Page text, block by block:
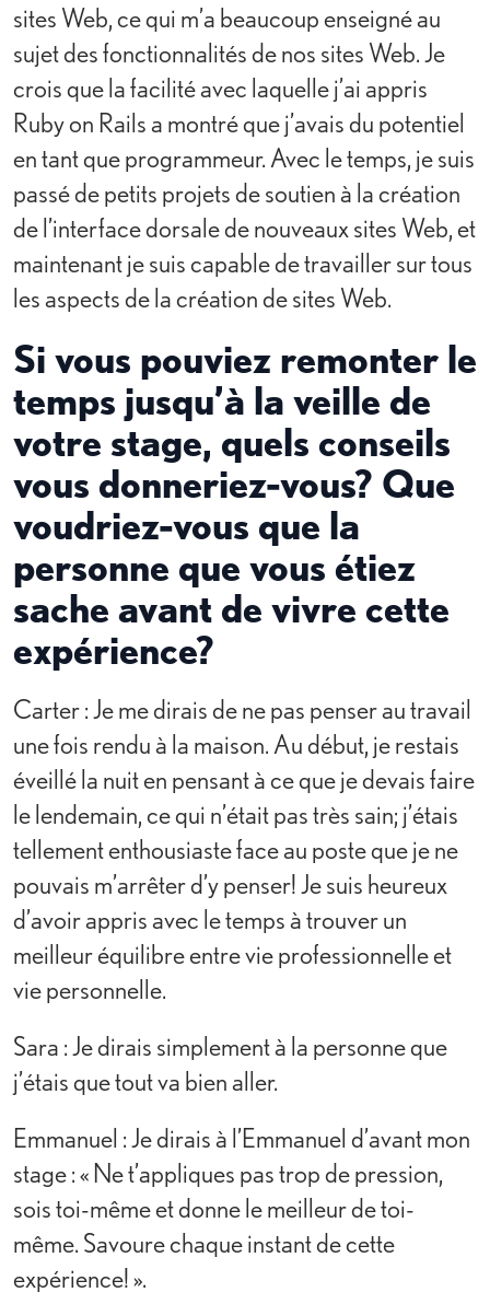
sites Web, ce qui m’a beaucoup enseigné au
sujet des fonctionnalités de nos sites Web. Je
crois que la facilité avec laquelle j’ai appris
Ruby on Rails a montré que j’avais du potentiel
en tant que programmeur. Avec le temps, je suis
passé de petits projets de soutien à la création
de l’interface dorsale de nouveaux sites Web, et
maintenant je suis capable de travailler sur tous
les aspects de la création de sites Web.
Si vous pouviez remonter le
temps jusqu’à la veille de
votre stage, quels conseils
vous donneriez-vous? Que
voudriez-vous que la
personne que vous étiez
sache avant de vivre cette
expérience?
Carter : Je me dirais de ne pas penser au travail
une fois rendu à la maison. Au début, je restais
éveillé la nuit en pensant à ce que je devais faire
le lendemain, ce qui n’était pas très sain; j’étais
tellement enthousiaste face au poste que je ne
pouvais m’arrêter d’y penser! Je suis heureux
d’avoir appris avec le temps à trouver un
meilleur équilibre entre vie professionnelle et
vie personnelle.
Sara : Je dirais simplement à la personne que
j’étais que tout va bien aller.
Emmanuel : Je dirais à l’Emmanuel d’avant mon
stage : « Ne t’appliques pas trop de pression,
sois toi-même et donne le meilleur de toi-
même. Savoure chaque instant de cette
expérience! ».